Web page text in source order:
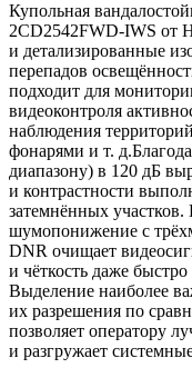
Купольная
2CD2542FWD-IWS от
и детализированные
перепадов
подходит для
видеоконтроля
наблюдения
фонарями и т.
диапазону) в 120 дБ
и контрастности
затемнённых
шумопонижение с
DNR очищает
и чёткость даже
Выделение наиболее
их разрешения по
позволяет оператору
и разгружает